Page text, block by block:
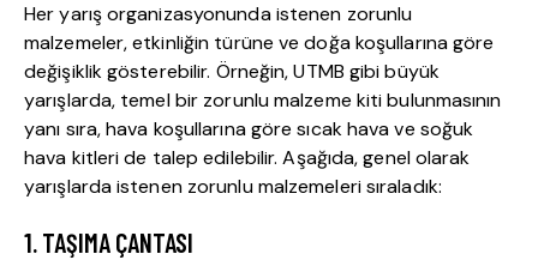
Her yarış organizasyonunda istenen zorunlu
malzemeler, etkinliğin türüne ve doğa koşullarına göre
değişiklik gösterebilir. Örneğin, UTMB gibi büyük
yarışlarda, temel bir zorunlu malzeme kiti bulunmasının
yanı sıra, hava koşullarına göre sıcak hava ve soğuk
hava kitleri de talep edilebilir. Aşağıda, genel olarak
yarışlarda istenen zorunlu malzemeleri sıraladık:
1. TAŞIMA ÇANTASI